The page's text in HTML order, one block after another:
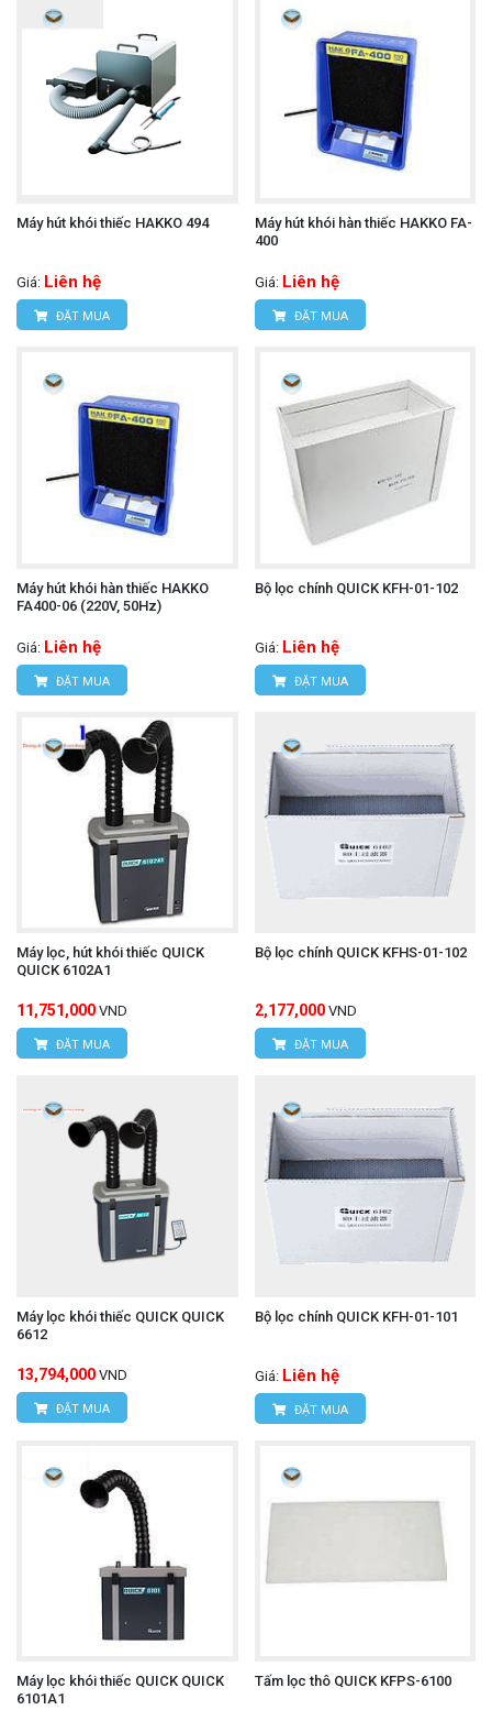
Máy hút khói thiếc HAKKO 494
Giá: Liên hệ
ĐẶT MUA
Máy hút khói hàn thiếc HAKKO FA-
400
Giá: Liên hệ
ĐẶT MUA
Máy hút khói hàn thiếc HAKKO
FA400-06 (220V, 50Hz)
Giá: Liên hệ
ĐẶT MUA
Bộ lọc chính QUICK KFH-01-102
Giá: Liên hệ
ĐẶT MUA
Máy lọc, hút khói thiếc QUICK
QUICK 6102A1
11,751,000 VND
ĐẶT MUA
Bộ lọc chính QUICK KFHS-01-102
2,177,000 VND
ĐẶT MUA
Máy lọc khói thiếc QUICK QUICK
6612
13,794,000 VND
ĐẶT MUA
Bộ lọc chính QUICK KFH-01-101
Giá: Liên hệ
ĐẶT MUA
Máy lọc khói thiếc QUICK QUICK
6101A1
Tấm lọc thô QUICK KFPS-6100